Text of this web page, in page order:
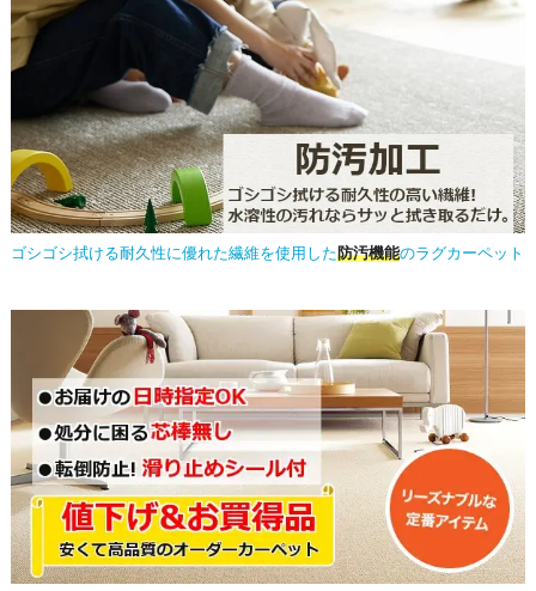
ゴシゴシ拭ける耐久性に優れた繊維を使用した防汚機能のラグカーペット